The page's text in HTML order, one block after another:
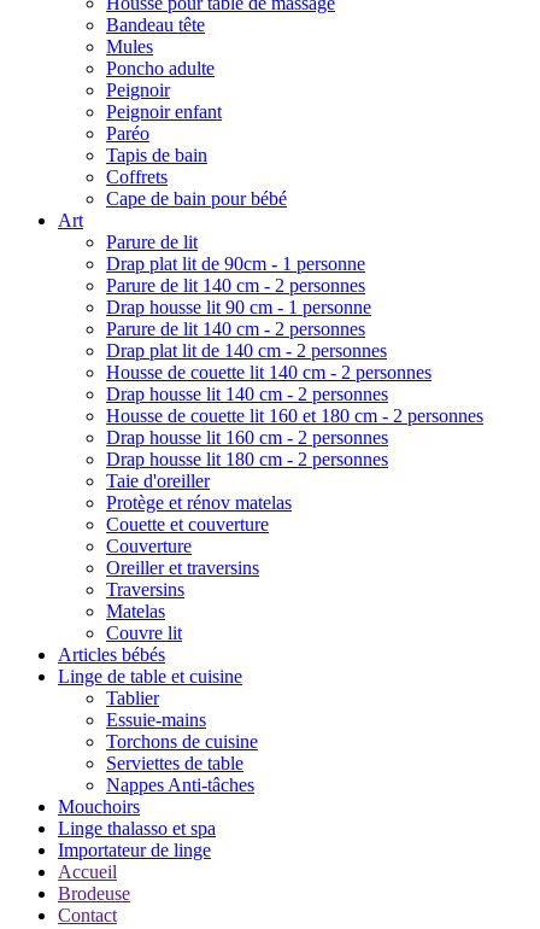
Bandeau tête
Mules
Poncho adulte
Peignoir
Peignoir enfant
Paréo
Tapis de bain
Coffrets
Cape de bain pour bébé
Art
Parure de lit
Drap plat lit de 90cm - 1 personne
Parure de lit 140 cm - 2 personnes
Drap housse lit 90 cm - 1 personne
Parure de lit 140 cm - 2 personnes
Drap plat lit de 140 cm - 2 personnes
Housse de couette lit 140 cm - 2 personnes
Drap housse lit 140 cm - 2 personnes
Housse de couette lit 160 et 180 cm - 2 personnes
Drap housse lit 160 cm - 2 personnes
Drap housse lit 180 cm - 2 personnes
Taie d'oreiller
Protège et rénov matelas
Couette et couverture
Couverture
Oreiller et traversins
Traversins
Matelas
Couvre lit
Articles bébés
Linge de table et cuisine
Tablier
Essuie-mains
Torchons de cuisine
Serviettes de table
Nappes Anti-tâches
Mouchoirs
Linge thalasso et spa
Importateur de linge
Accueil
Brodeuse
Contact